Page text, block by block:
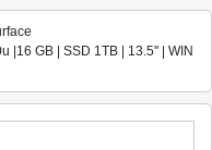
|16 GB | SSD 1TB | 13.5'' | WIN